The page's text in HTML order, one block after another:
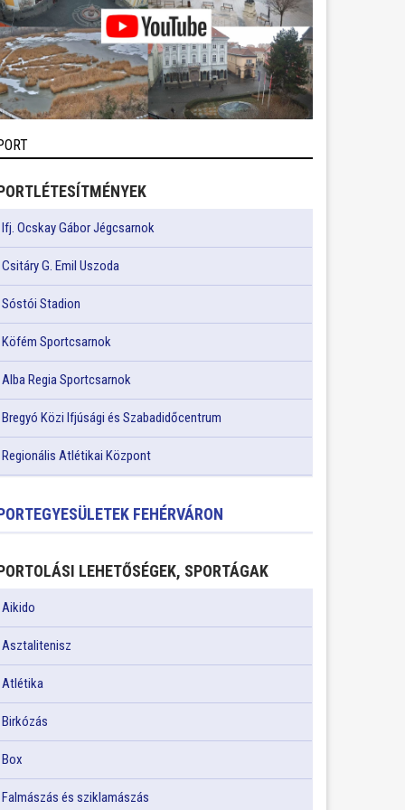
Ifj. Ocskay Gábor Jégcsarnok
Csitáry G. Emil Uszoda
Sóstói Stadion
Köfém Sportcsarnok
Alba Regia Sportcsarnok
Bregyó Közi Ifjúsági és Szabadidőcentrum
Regionális Atlétikai Központ
FEHÉRVÁRON
LEHETŐSÉGEK, SPORTÁGAK
Aikido
Asztalitenisz
Atlétika
Birkózás
Box
Falmászás és sziklamászás